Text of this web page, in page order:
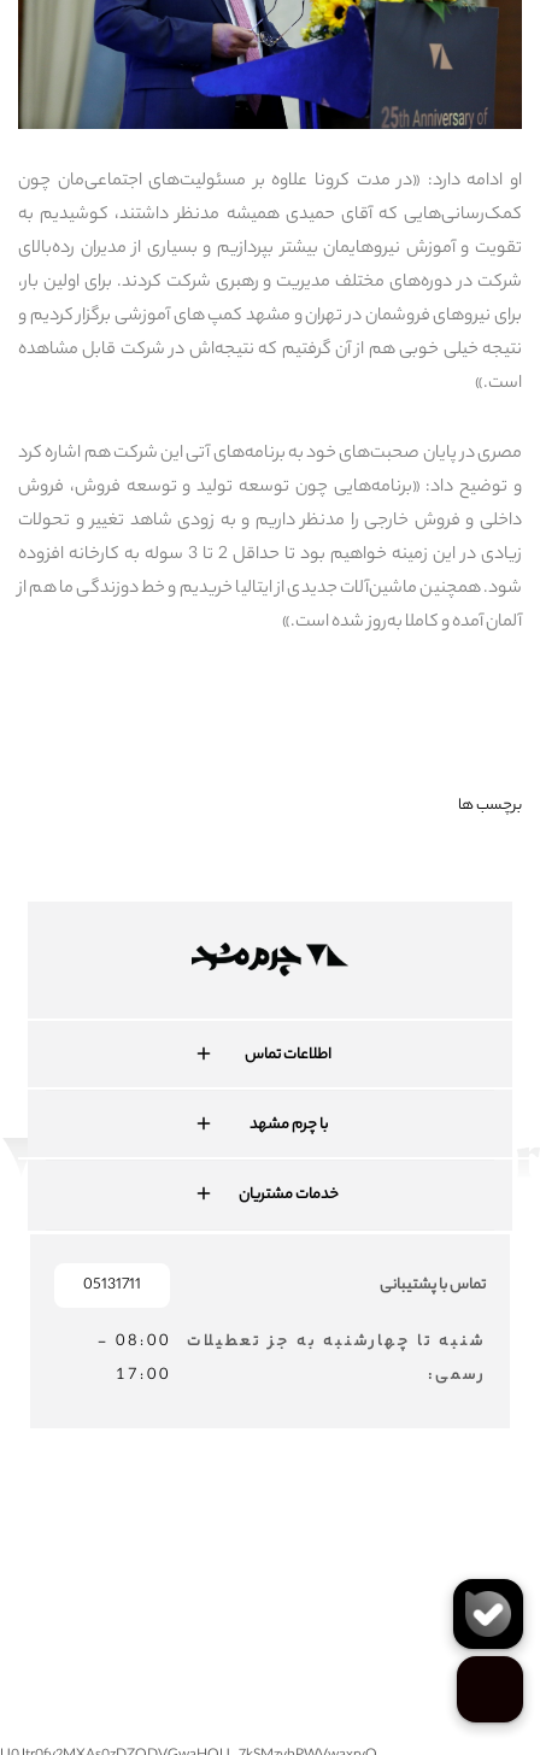
او ادامه دارد: «در مدت کرونا علاوه بر مسئولیت‌های اجتماعی‌مان چون
کمک‌رسانی‌هایی که آقای حمیدی همیشه مدنظر داشتند، کوشیدیم به
تقویت و آموزش نیروهایمان بیشتر بپردازیم و بسیاری از مدیران رده‌بالای
شرکت در دوره‌های مختلف مدیریت و رهبری شرکت کردند. برای اولین بار،
برای نیروهای فروشمان در تهران و مشهد کمپ های آموزشی برگزار کردیم و
نتیجه خیلی خوبی هم از آن گرفتیم که نتیجه‌اش در شرکت قابل مشاهده
است.»
مصری در پایان صحبت‌های خود به برنامه‌های آتی این شرکت هم اشاره کرد
و توضیح داد: «برنامه‌هایی چون توسعه تولید و توسعه فروش، فروش
داخلی و فروش خارجی را مدنظر داریم و به زودی شاهد تغییر و تحولات
زیادی در این زمینه خواهیم بود تا حداقل 2 تا 3 سوله به کارخانه افزوده
شود. همچنین ماشین‌آلات جدیدی از ایتالیا خریدیم و خط دوزندگی ما هم از
آلمان آمده و کاملا به‌روز شده است.»
برچسب ها
اطلاعات تماس
با چرم مشهد
خدمات مشتریان
تماس با پشتیبانی 05131711
شنبه تا چهارشنبه به جز تعطیلات
رسمی:
08:00 -
17:00
MASHADLEATHER © 2024 - ALL RIGHTS RESERVED - Developed byZAVOSH